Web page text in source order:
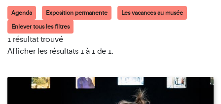
Agenda Exposition permanente
Les vacances au musée
Enlever tous les filtres
1 résultat trouvé
Afficher les résultats 1 à 1 de 1.